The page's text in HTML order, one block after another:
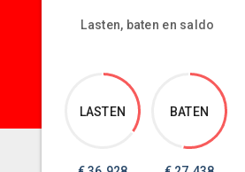
Lasten, baten en saldo
LASTEN BATEN